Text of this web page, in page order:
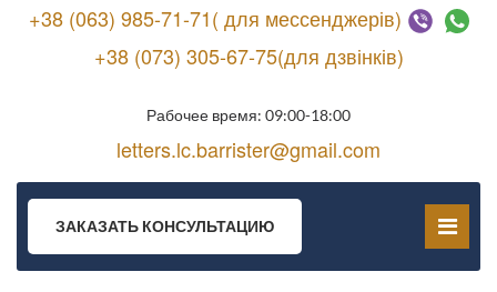
+38 (063) 985-71-71( для мессенджерів)
+38 (073) 305-67-75(для дзвінків)
Рабочее время: 09:00-18:00
letters.lc.barrister@gmail.com
ЗАКАЗАТЬ КОНСУЛЬТАЦИЮ